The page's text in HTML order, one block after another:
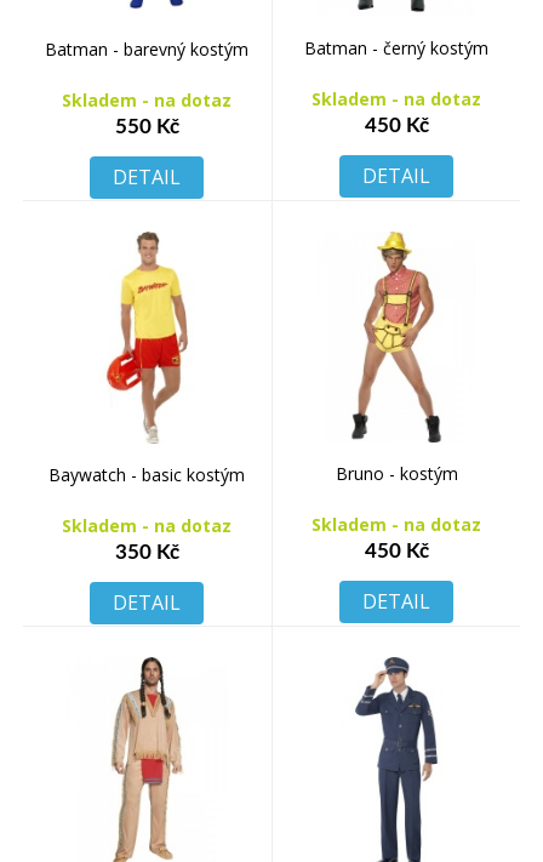
Batman - barevný kostým
Skladem - na dotaz
550 Kč
DETAIL
Batman - černý kostým
Skladem - na dotaz
450 Kč
DETAIL
Baywatch - basic kostým
Skladem - na dotaz
350 Kč
DETAIL
Bruno - kostým
Skladem - na dotaz
450 Kč
DETAIL